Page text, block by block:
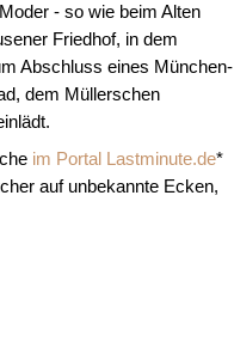
- so wie beim Alten
Friedhof, in dem
Abschluss eines München-
dem Müllerschen
im Portal Lastminute.de*
auf unbekannte Ecken,